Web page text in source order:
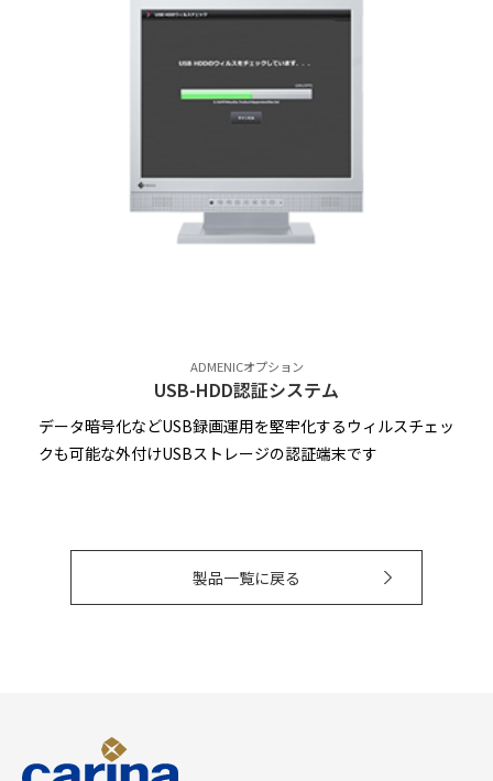
ADMENICオプション
USB-HDD認証システム
データ暗号化などUSB録画運用を堅牢化するウィルスチェッ
クも可能な外付けUSBストレージの認証端末です
製品一覧に戻る